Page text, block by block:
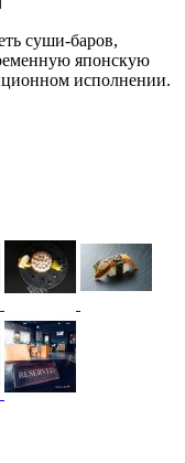
суши-баров,
японскую
исполнении.